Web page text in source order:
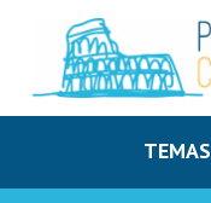
TEMAS